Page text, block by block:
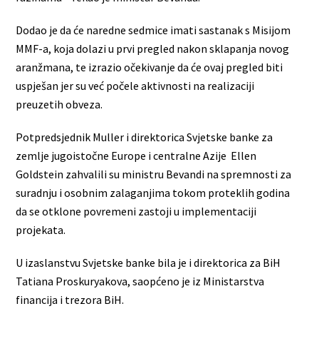
Dodao je da će naredne sedmice imati sastanak s Misijom
MMF-a, koja dolazi u prvi pregled nakon sklapanja novog
aranžmana, te izrazio očekivanje da će ovaj pregled biti
uspješan jer su već počele aktivnosti na realizaciji
preuzetih obveza.
Potpredsjednik Muller i direktorica Svjetske banke za
zemlje jugoistočne Europe i centralne Azije Ellen
Goldstein zahvalili su ministru Bevandi na spremnosti za
suradnju i osobnim zalaganjima tokom proteklih godina
da se otklone povremeni zastoji u implementaciji
projekata.
U izaslanstvu Svjetske banke bila je i direktorica za BiH
Tatiana Proskuryakova, saopćeno je iz Ministarstva
financija i trezora BiH.